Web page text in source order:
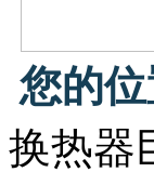
您的位
换热器